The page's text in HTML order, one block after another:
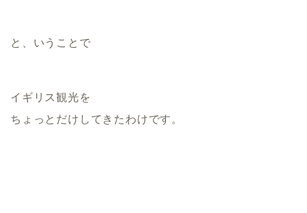
と、いうことで
イギリス観光を
ちょっとだけしてきたわけです。